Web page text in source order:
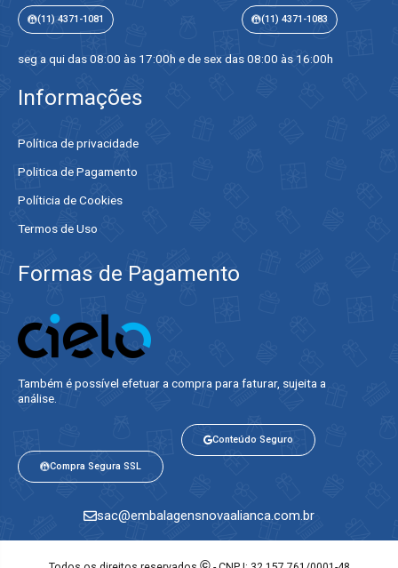
(11) 4371-1081 (11) 4371-1083
seg a qui das 08:00 às 17:00h e de sex das 08:00 às 16:00h
Informações
Política de privacidade
Politica de Pagamento
Políticia de Cookies
Termos de Uso
Formas de Pagamento
Também é possível efetuar a compra para faturar, sujeita a
análise.​
Compra Segura SSL
Conteúdo Seguro
sac@embalagensnovaalianca.com.br